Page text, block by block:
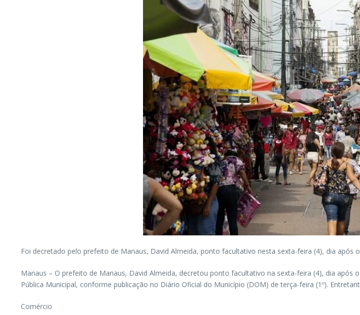
Foi decretado pelo prefeito de Manaus, David Almeida, ponto facultativo nesta sexta-feira (4), dia após
Manaus – O prefeito de Manaus, David Almeida, decretou ponto facultativo na sexta-feira (4), dia
Pública Municipal, conforme publicação no Diário Oficial do Município (DOM) de terça-feira (1º).
Comércio